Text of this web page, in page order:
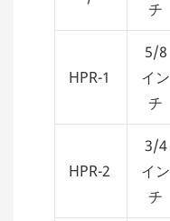
チ
HPR-1
5/8
イン
チ
HPR-2
3/4
イン
チ